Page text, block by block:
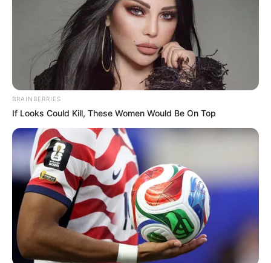
BRAINBERRIES
If Looks Could Kill, These Women Would Be On Top